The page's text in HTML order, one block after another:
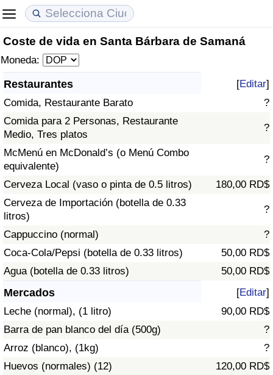
Coste de vida en Santa Bárbara de Samaná
Moneda:
Restaurantes [Editar]
Comida, Restaurante Barato
?
Comida para 2 Personas, Restaurante
Medio, Tres platos
?
McMenú en McDonald’s (o Menú Combo
equivalente)
?
Cerveza Local (vaso o pinta de 0.5 litros)
180,00 RD$
Cerveza de Importación (botella de 0.33
litros)
?
Cappuccino (normal)
?
Coca-Cola/Pepsi (botella de 0.33 litros)
50,00 RD$
Agua (botella de 0.33 litros)
50,00 RD$
Mercados [Editar]
Leche (normal), (1 litro)
90,00 RD$
Barra de pan blanco del día (500g)
?
Arroz (blanco), (1kg)
?
Huevos (normales) (12)
120,00 RD$
Coste de vida
Índice de Costo de Vida
Índice de costo de vida por país
en aqaba
Precios de las propiedades
Índice de Precios de Inmuebles
Índice de Precios de Inmuebles por País
Calidad de Vida
Índice de Calidad de Vida (Actual)
Índice de calidad de vida por país
Delincuencia
Calificación del Índice de Criminalidad
(Actual)
Índice de Criminalidad
Índice de criminalidad por país
Sanidad
Índice de Sanidad